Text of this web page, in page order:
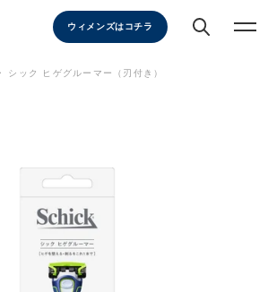
ウィメンズはコチラ
シック ヒゲグルーマー（刃付き）